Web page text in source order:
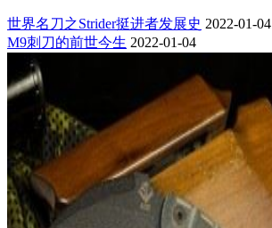
世界名刀之Strider挺进者发展史 2022-01-04
M9刺刀的前世今生 2022-01-04